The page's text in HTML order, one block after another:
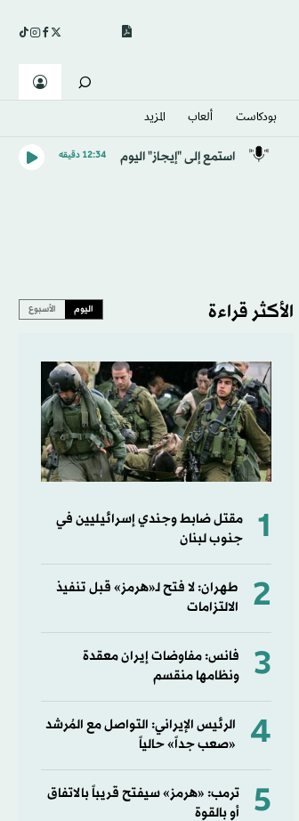
بودكاست ألعاب المزيد
استمع إلى "إيجاز" اليوم 12:34 دقيقه
الأكثر قراءة اليوم الأسبوع
1
مقتل ضابط وجندي إسرائيليين في
جنوب لبنان
2
طهران: لا فتح لـ«هرمز» قبل تنفيذ
الالتزامات
3
فانس: مفاوضات إيران معقدة
ونظامها منقسم
4
الرئيس الإيراني: التواصل مع المُرشد
«صعب جداً» حالياً
5
ترمب: «هرمز» سيفتح قريباً بالاتفاق
أو بالقوة